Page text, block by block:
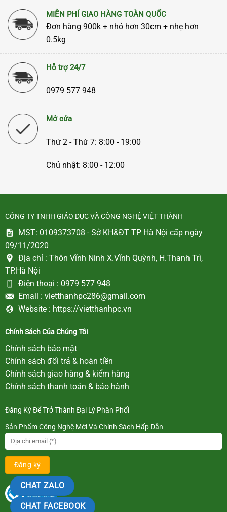
MIỄN PHÍ GIAO HÀNG TOÀN QUỐC
Đơn hàng 900k + nhỏ hơn 30cm + nhẹ hơn
0.5kg
Hỗ trợ 24/7
0979 577 948
Mở cửa
Thứ 2 - Thứ 7: 8:00 - 19:00
Chủ nhật: 8:00 - 12:00
CÔNG TY TNHH GIÁO DỤC VÀ CÔNG NGHỆ VIỆT THÀNH
MST: 0109373708 - Sở KH&ĐT TP Hà Nội cấp ngày
09/11/2020
Địa chỉ : Thôn Vĩnh Ninh X.Vĩnh Quỳnh, H.Thanh Trì,
TP.Hà Nội
Điện thoại : 0979 577 948
Email : vietthanhpc286@gmail.com
Website : https://vietthanhpc.vn
Chính Sách Của Chúng Tôi
Chính sách bảo mật
Chính sách đổi trả & hoàn tiền
Chính sách giao hàng & kiểm hàng
Chính sách thanh toán & bảo hành
Đăng Ký Để Trở Thành Đại Lý Phân Phối
Sản Phẩm Công Nghệ Mới Và Chính Sách Hấp Dẫn
CHAT ZALO
CHAT FACEBOOK